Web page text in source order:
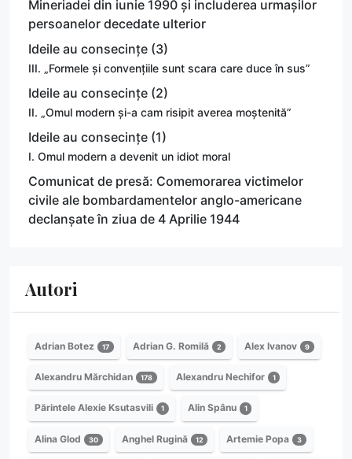
Mineriadei din iunie 1990 și includerea urmașilor
persoanelor decedate ulterior
Ideile au consecințe (3)
III. „Formele și convențiile sunt scara care duce în sus”
Ideile au consecințe (2)
II. „Omul modern și-a cam risipit averea moștenită”
Ideile au consecințe (1)
I. Omul modern a devenit un idiot moral
Comunicat de presă: Comemorarea victimelor
civile ale bombardamentelor anglo-americane
declanșate în ziua de 4 Aprilie 1944
Autori
Adrian Botez 17 Adrian G. Romilă 2 Alex Ivanov 9
Alexandru Mărchidan 178 Alexandru Nechifor 1
Părintele Alexie Ksutasvili 1 Alin Spânu 1
Alina Glod 30 Anghel Rugină 12 Artemie Popa 3